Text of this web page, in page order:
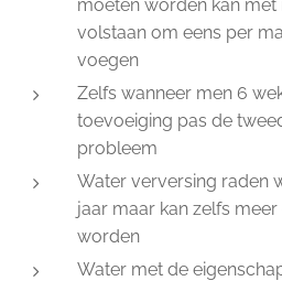
moeten worden kan
volstaan om eens per
voegen
Zelfs wanneer men 6
toevoeiging pas de
probleem
Water verversing raden
jaar maar kan zelfs
worden
Water met de